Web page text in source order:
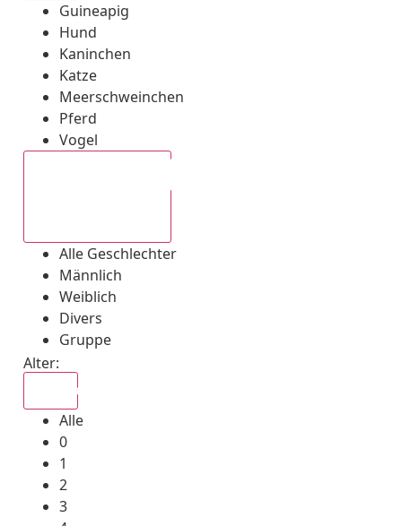
Guineapig
Hund
Kaninchen
Katze
Meerschweinchen
Pferd
Vogel
Alle Geschlechter
Männlich
Weiblich
Divers
Gruppe
Alter:
Alle
0
1
2
3